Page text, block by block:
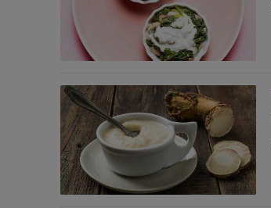
Witamina K
Minerały
Cynk
Fosfor
Jod